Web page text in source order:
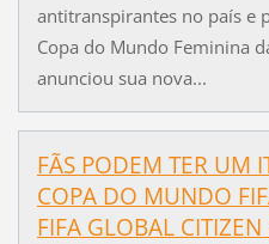
antitranspirantes no país e
Copa do Mundo Feminina
anunciou sua nova...
FÃS PODEM TER UM
COPA DO MUNDO
FIFA GLOBAL